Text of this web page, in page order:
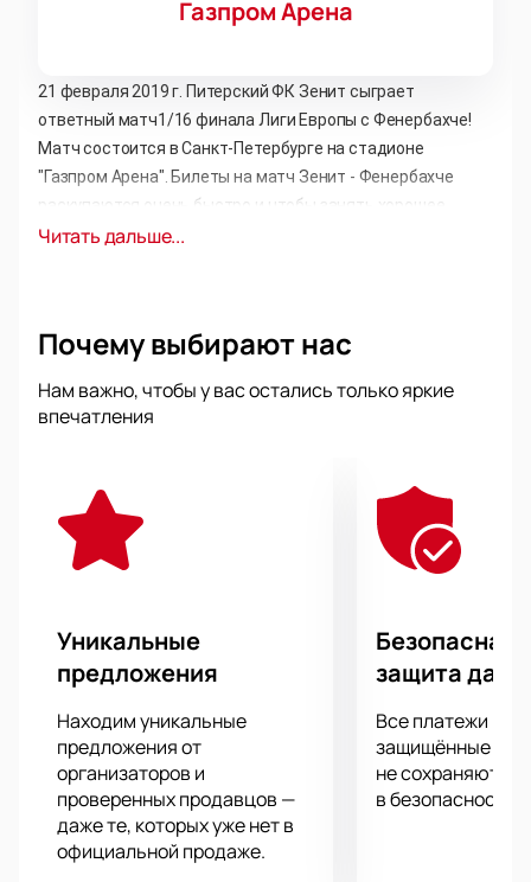
Газпром Арена
21 февраля 2019 г. Питерский ФК Зенит сыграет
ответный матч1/16 финала Лиги Европы с Фенербахче!
Матч состоится в Санкт-Петербурге на стадионе
"Газпром Арена". Билеты на матч Зенит - Фенербахче
раскупаются очень быстро и чтобы занять хорошее
место нужно поторопиться. Наш сервис всегда готов
впечатления от матча и посмотреть его с
Уникальная возможность посмотреть матч Зенит -
Фенербахче в Санкт-Петербурге теперь есть у каждого!
На домашнем стадионе, у Зенита есть все шансы на
Обязательно приходите в четверг, 21 февраля на матч,
упускать никак нельзя!
Читать дальше...
Почему выбирают нас
Нам важно, чтобы у вас остались только яркие
впечатления
Уникальные
предложения
Находим уникальные
предложения от
организаторов и
проверенных продавцов —
даже те, которых уже нет в
официальной продаже.
Безопасная
защита
Все платежи
защищённые
не сохраняются
в безопасности.